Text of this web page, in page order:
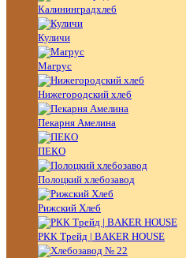
Калининградхлеб
Куличи
Магрус
Нижегородский хлеб
Пекарня Амелина
ПЕКО
Полоцкий хлебозавод
Рижский Хлеб
РКК Трейд | BAKER HOUSE